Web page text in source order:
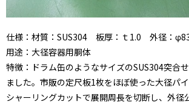
仕様：材質：SUS304 板厚：ｔ1.0 外径：
用途：大径容器用胴体
特徴：ドラム缶のようなサイズのSUS304突合
ました。市販の定尺板1枚をほぼ使った大径パイ
シャーリングカットで展開周長を切断し、外